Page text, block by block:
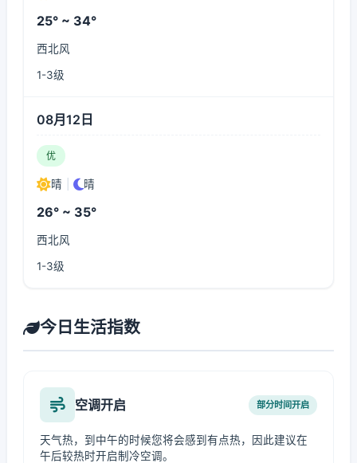
25° ~ 34°
西北风
1-3级
08月12日
优
晴 晴
26° ~ 35°
西北风
1-3级
今日生活指数
空调开启 部分时间开启
天气热，到中午的时候您将会感到有点热，因此建议在
午后较热时开启制冷空调。